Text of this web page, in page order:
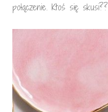
połączenie. Ktoś się